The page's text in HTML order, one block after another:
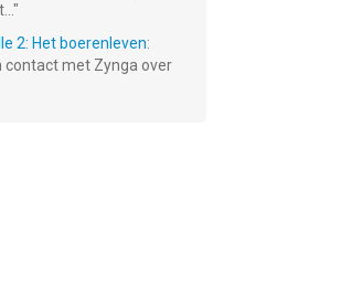
"
2: Het boerenleven:
contact met Zynga over